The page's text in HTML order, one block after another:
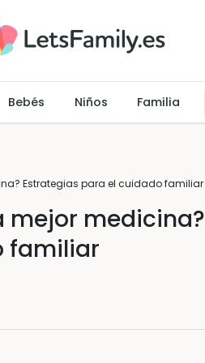
Bebés Niños Familia
Estrategias para el cuidado familiar
mejor medicina?
familiar